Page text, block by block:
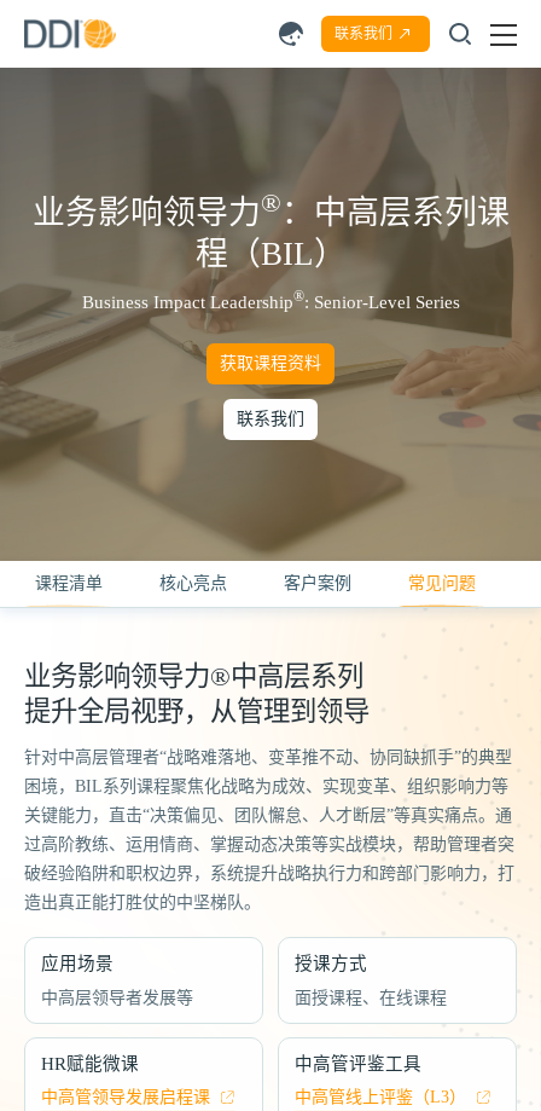
联系我们
业务影响领导力® ：中高层系列课
程（BIL）
Business Impact Leadership®: Senior-Level Series
获取课程资料
联系我们
课程清单 核心亮点 客户案例 常见问题
业务影响领导力®中高层系列
提升全局视野，从管理到领导
针对中高层管理者“战略难落地、变革推不动、协同缺抓手”的典型
困境，BIL系列课程聚焦化战略为成效、实现变革、组织影响力等
关键能力，直击“决策偏见、团队懈怠、人才断层”等真实痛点。通
过高阶教练、运用情商、掌握动态决策等实战模块，帮助管理者突
破经验陷阱和职权边界，系统提升战略执行力和跨部门影响力，打
造出真正能打胜仗的中坚梯队。
应用场景
中高层领导者发展等
授课方式
面授课程、在线课程
HR赋能微课
中高管领导发展启程课
中高管评鉴工具
中高管线上评鉴（L3）